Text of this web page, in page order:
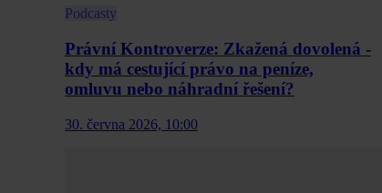
Podcasty
Právní Kontroverze: Zkažená dovolená -
kdy má cestující právo na peníze,
omluvu nebo náhradní řešení?
30. června 2026, 10:00